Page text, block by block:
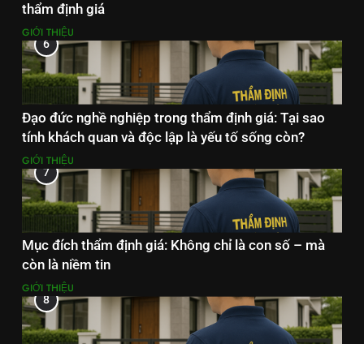
thẩm định giá
GIỚI THIỆU
6
Đạo đức nghề nghiệp trong thẩm định giá: Tại sao
tính khách quan và độc lập là yếu tố sống còn?
GIỚI THIỆU
7
Mục đích thẩm định giá: Không chỉ là con số – mà
còn là niềm tin
GIỚI THIỆU
8